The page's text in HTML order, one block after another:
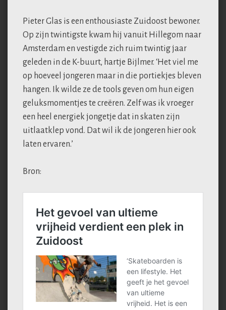
Pieter Glas is een enthousiaste Zuidoost bewoner.
Op zijn twintigste kwam hij vanuit Hillegom naar
Amsterdam en vestigde zich ruim twintig jaar
geleden in de K-buurt, hartje Bijlmer. ‘Het viel me
op hoeveel jongeren maar in die portiekjes bleven
hangen. Ik wilde ze de tools geven om hun eigen
geluksmomentjes te creëren. Zelf was ik vroeger
een heel energiek jongetje dat in skaten zijn
uitlaatklep vond. Dat wil ik de jongeren hier ook
laten ervaren.’
Bron: